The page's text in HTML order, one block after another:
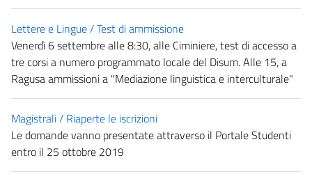
Lettere e Lingue / Test di ammissione
Venerdì 6 settembre alle 8:30, alle Ciminiere, test di accesso a
tre corsi a numero programmato locale del Disum. Alle 15, a
Ragusa ammissioni a "Mediazione linguistica e interculturale"
Magistrali / Riaperte le iscrizioni
Le domande vanno presentate attraverso il Portale Studenti
entro il 25 ottobre 2019